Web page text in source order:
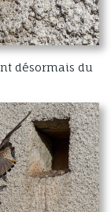
désormais du